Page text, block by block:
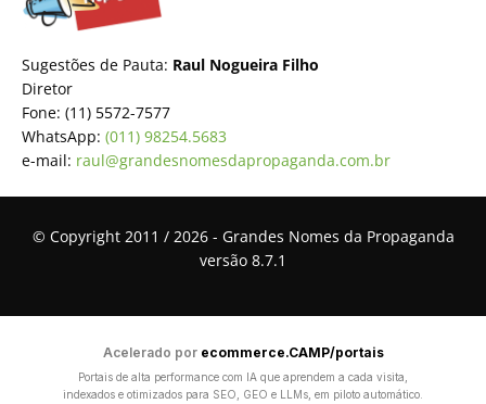
Sugestões de Pauta: Raul Nogueira Filho
Diretor
Fone: (11) 5572-7577
WhatsApp: (011) 98254.5683
e-mail: raul@grandesnomesdapropaganda.com.br
© Copyright 2011 / 2026 - Grandes Nomes da Propaganda
versão 8.7.1
Acelerado por ecommerce.CAMP/portais
Portais de alta performance com IA que aprendem a cada visita,
indexados e otimizados para SEO, GEO e LLMs, em piloto automático.